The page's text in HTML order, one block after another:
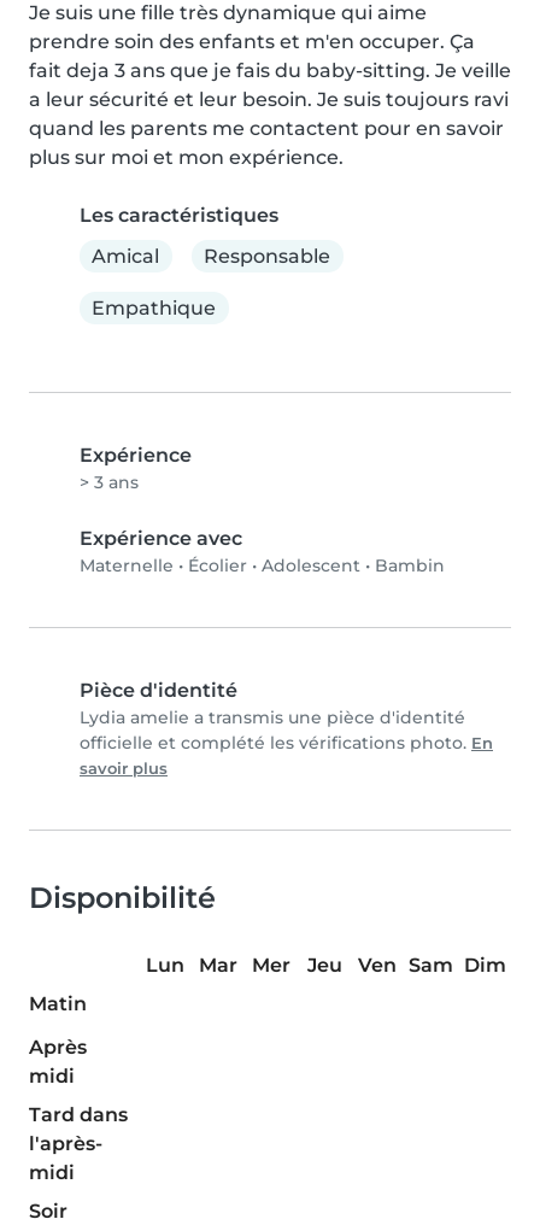
Je suis une fille très dynamique qui aime
prendre soin des enfants et m'en occuper. Ça
fait deja 3 ans que je fais du baby-sitting. Je veille
a leur sécurité et leur besoin. Je suis toujours ravi
quand les parents me contactent pour en savoir
plus sur moi et mon expérience.
Les caractéristiques
Amical
Responsable
Empathique
Expérience
> 3 ans
Expérience avec
Maternelle • Écolier • Adolescent • Bambin
Pièce d'identité
Lydia amelie a transmis une pièce d'identité
officielle et complété les vérifications photo. En
savoir plus
Disponibilité
Lun Mar Mer Jeu Ven Sam Dim
Matin
Après
midi
Tard dans
l'après-
midi
Soir